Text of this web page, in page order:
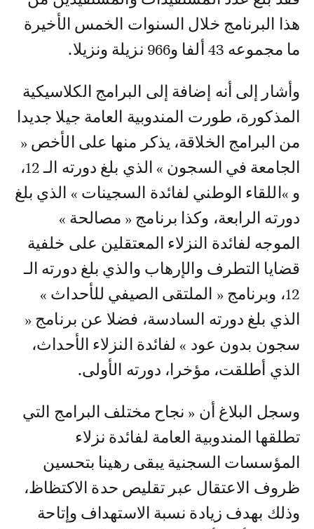
هذا البرنامج خلال السنوات الخمس الأخيرة
ما مجموعه 43 ألفا و966 نزيلة ونزيلا.
وأشار إلى أنه إضافة إلى البرامج الكلاسيكية
المذكورة، طورت المندوبية العامة جيلا جديدا
من البرامج الخلاقة، يذكر منها على الأخص «
الجامعة في السجون » الذي بلغ دورته الـ 12،
و »اللقاء الوطني لفائدة السجينات » الذي بلغ
دورته الرابعة، وكذا برنامج « مصالحة »
الموجه لفائدة النزلاء المعتقلين على خلفية
قضايا التطرف والإرهاب والذي بلغ دورته الـ
12، وبرنامج « الملتقى الصيفي للأحداث »
الذي بلغ دورته السادسة، فضلا عن برنامج «
سجون بدون عود » لفائدة النزلاء الأحداث،
الذي أطلقت، مؤخرا، دورته الأولى.
وسجل البلاغ أن « نجاح مختلف البرامج التي
تطلقها المندوبية العامة لفائدة نزلاء
المؤسسات السجنية يبقى رهينا بتحسين
ظروف الاعتقال عبر تقليص حدة الاكتظاظ،
وذلك بهدف زيادة نسبة الاستهداف وإتاحة